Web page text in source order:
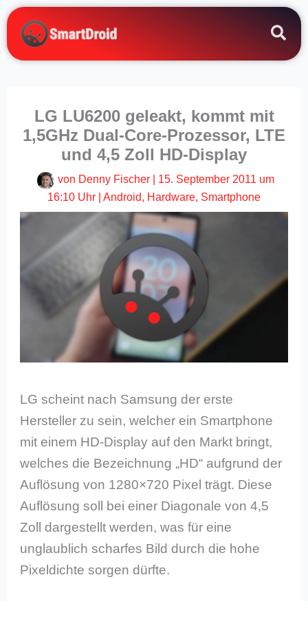
Zum
Inhalt
springen
LG LU6200 geleakt, kommt mit
1,5GHz Dual-Core-Prozessor, LTE
und 4,5 Zoll HD-Display
von Denny Fischer
15. September 2011 um
16:10 Uhr
Android, Hardware, Smartphone
LG scheint nach Samsung der erste
Hersteller zu sein, welcher ein Smartphone
mit einem HD-Display auf den Markt bringt,
welches die Bezeichnung „HD“ aufgrund der
Auflösung von 1280×720 Pixel trägt. Diese
Auflösung soll bei einer Diagonale von 4,5
Zoll dargestellt werden, was für eine
unglaublich scharfes Bild durch die hohe
Pixeldichte sorgen dürfte.